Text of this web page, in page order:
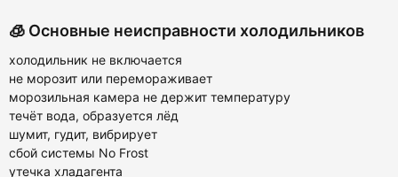
🧊 Основные неисправности холодильников
холодильник не включается
не морозит или перемораживает
морозильная камера не держит температуру
течёт вода, образуется лёд
шумит, гудит, вибрирует
сбой системы No Frost
утечка хладагента